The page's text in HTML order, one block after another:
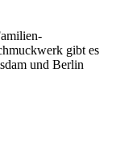
gibt es
und Berlin